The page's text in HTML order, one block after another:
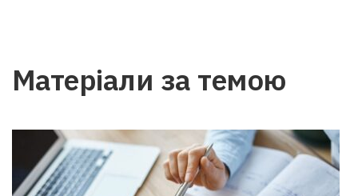
Матеріали за темою